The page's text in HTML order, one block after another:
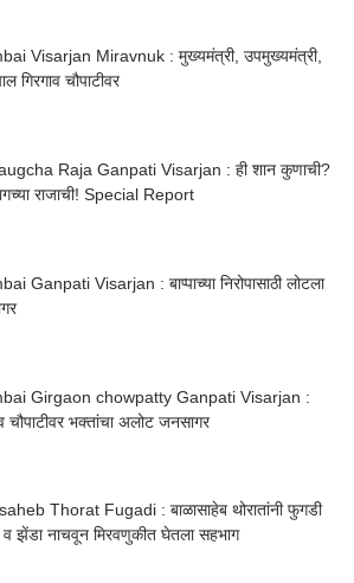
Visarjan Miravnuk : मुख्यमंत्री, उपमुख्यमंत्री,
गिरगाव चौपाटीवर
Raja Ganpati Visarjan : ही शान कुणाची?
राजाची! Special Report
Ganpati Visarjan : बाप्पाच्या निरोपासाठी लोटला
Girgaon chowpatty Ganpati Visarjan :
चौपाटीवर भक्तांचा अलोट जनसागर
Thorat Fugadi : बाळासाहेब थोरातांनी फुगडी
झेंडा नाचवून मिरवणुकीत घेतला सहभाग